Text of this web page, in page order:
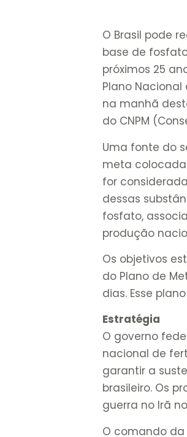
O Brasil pode
base de
próximos 25
Plano Nacional
na manhã
do CNPM
Uma fonte do
meta colocada
for
dessas
fosfato,
produção
Os objetivos
do Plano de
dias. Esse
Estratégia
O governo
nacional de
garantir a
brasileiro. Os
guerra no Irã
O comando